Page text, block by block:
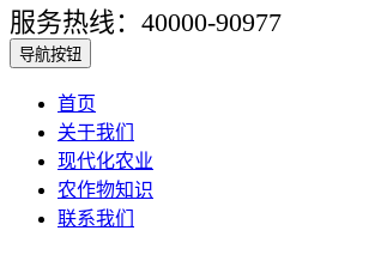
服务热线：40000-90977
导航按钮
首页
关于我们
现代化农业
农作物知识
联系我们